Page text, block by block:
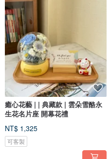
癒心花藝 | | 典藏款 | 雲朵雪酪永
生花名片座 開幕花禮
NT$ 1,325
可客製